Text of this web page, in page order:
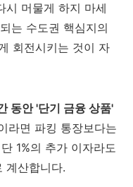
시 머물게 하지 마세
는 수도권 핵심지의
회전시키는 것이 자
동안 '단기 금융 상품'
라면 파킹 통장보다는
1%의 추가 이자라도
계산합니다.